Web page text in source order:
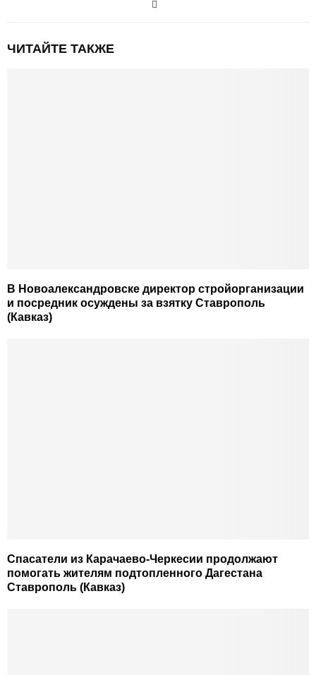
ЧИТАЙТЕ ТАКЖЕ
В Новоалександровске директор стройорганизации
и посредник осуждены за взятку Ставрополь
(Кавказ)
Спасатели из Карачаево-Черкесии продолжают
помогать жителям подтопленного Дагестана
Ставрополь (Кавказ)